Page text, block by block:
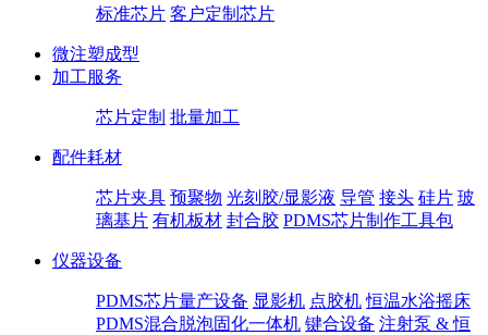
标准芯片 客户定制芯片
微注塑成型
加工服务
芯片定制 批量加工
配件耗材
芯片夹具 预聚物 光刻胶/显影液 导管 接头 硅片 玻
璃基片 有机板材 封合胶 PDMS芯片制作工具包
仪器设备
PDMS芯片量产设备 显影机 点胶机 恒温水浴摇床
PDMS混合脱泡固化一体机 键合设备 注射泵 & 恒